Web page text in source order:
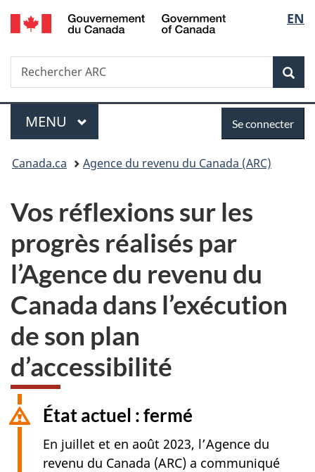
Passer
au
Passer
à
du
Passer
à
simplifiée
de
la
EN
Recherche
Rechercher
ARC
Menu
MENU PRINCIPAL
connecter
Se connecter
Vous
ici :
Canada.ca Agence du revenu du Canada (ARC)
Vos réflexions sur les
progrès réalisés par
l’Agence du revenu du
Canada dans l’exécution
de son plan
d’accessibilité
État actuel : fermé
En juillet et en août 2023, l’Agence du
revenu du Canada (ARC) a communiqué